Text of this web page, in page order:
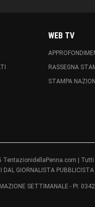
WEB TV
RASSEGNA
STAMPA
| Tutti
GIORNALISTA PUBBLICISTA
SETTIMANALE - PI: